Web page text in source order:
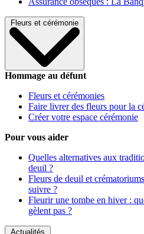
Fleurs et cérémonie
Hommage au défunt
Fleurs et cérémonies
Faire livrer des fleurs pour la
Créer votre espace cérémonie
Pour vous aider
Quelles alternatives aux
deuil ?
Fleurs de deuil et
suivre ?
Fleurir une tombe en hiver :
gèlent pas ?
Actualités